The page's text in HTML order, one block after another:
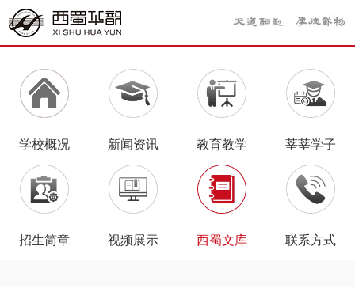
学校概况 新闻资讯 教育教学 莘莘学子
招生简章 视频展示 西蜀文库 联系方式